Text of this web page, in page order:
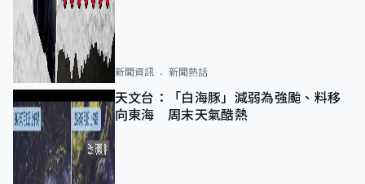
新聞資訊 新聞熱話
天文台：「白海豚」減弱為強颱、料移
向東海 周末天氣酷熱